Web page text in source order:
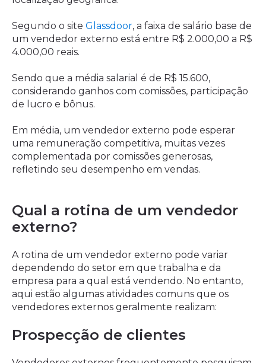
Segundo o site Glassdoor, a faixa de salário base de
um vendedor externo está entre R$ 2.000,00 a R$
4.000,00 reais.
Sendo que a média salarial é de R$ 15.600,
considerando ganhos com comissões, participação
de lucro e bônus.
Em média, um vendedor externo pode esperar
uma remuneração competitiva, muitas vezes
complementada por comissões generosas,
refletindo seu desempenho em vendas.
Qual a rotina de um vendedor
externo?
A rotina de um vendedor externo pode variar
dependendo do setor em que trabalha e da
empresa para a qual está vendendo. No entanto,
aqui estão algumas atividades comuns que os
vendedores externos geralmente realizam:
Prospecção de clientes